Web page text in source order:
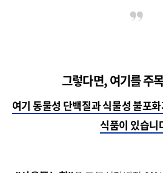
그렇다면, 여기를 주
여기 동물성 단백질과 식물성 불포
식품이 있습니